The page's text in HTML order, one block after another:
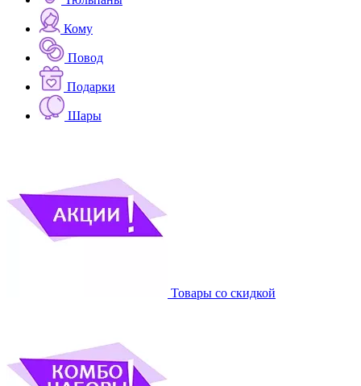
Кому
Повод
Подарки
Шары
Товары со скидкой